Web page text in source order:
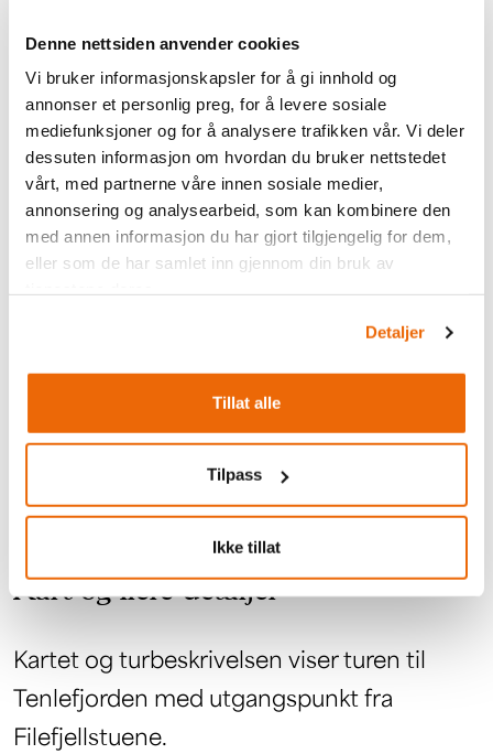
Denne nettsiden anvender cookies
Vi bruker informasjonskapsler for å gi innhold og
annonser et personlig preg, for å levere sosiale
mediefunksjoner og for å analysere trafikken vår. Vi deler
dessuten informasjon om hvordan du bruker nettstedet
vårt, med partnerne våre innen sosiale medier,
annonsering og analysearbeid, som kan kombinere den
med annen informasjon du har gjort tilgjengelig for dem,
eller som de har samlet inn gjennom din bruk av
Detaljer
Tillat alle
Tilpass
Ikke tillat
Kart og flere detaljer
Kartet og turbeskrivelsen viser turen til
Tenlefjorden med utgangspunkt fra
Filefjellstuene.